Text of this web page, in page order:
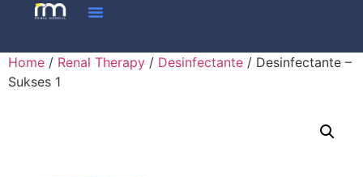
Home / Renal Therapy / Desinfectante / Desinfectante –
Sukses 1